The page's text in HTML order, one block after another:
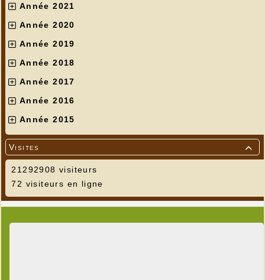
Année 2021
Année 2020
Année 2019
Année 2018
Année 2017
Année 2016
Année 2015

Visites
21292908 visiteurs
72 visiteurs en ligne